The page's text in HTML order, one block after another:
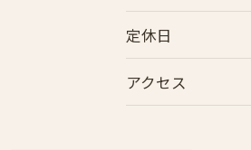
定休日
アクセス